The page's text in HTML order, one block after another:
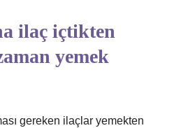
ilaç içtikten
yemek
gereken ilaçlar yemekten